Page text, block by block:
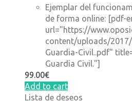
Ejemplar del
de forma online: [pdf-
url="https://
content/uploads/
Guardia-Civil..pdf"
Guardia Civil."]
99.00€
Add to cart
Lista de deseos